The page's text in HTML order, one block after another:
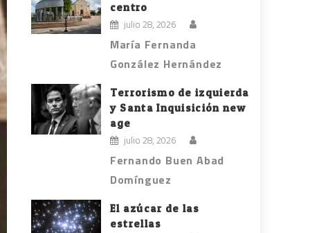
centro
julio 28, 2026
María Fernanda
González Hernández
Terrorismo de izquierda
y Santa Inquisición new
age
julio 28, 2026
Fernando Buen Abad
Domínguez
El azúcar de las
estrellas